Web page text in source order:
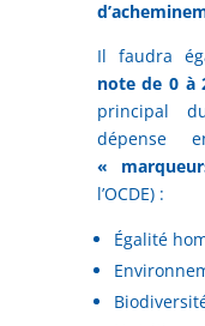
Il faudra
note de 0 à
principal
dépense
«
l’OCDE) :
Égalité